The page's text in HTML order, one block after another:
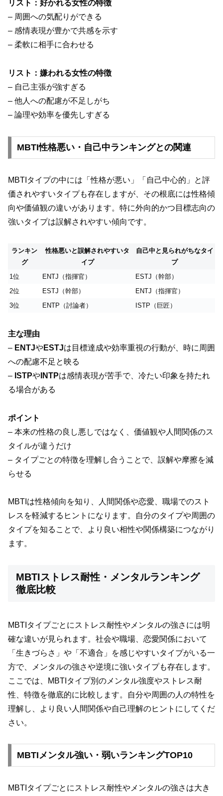
リスト：好かれる女性の特徴
– 周囲への気配りができる
– 感情表現が豊かで共感を示す
– 柔軟に相手に合わせる
リスト：嫌われる女性の特徴
– 自己主張が強すぎる
– 他人への配慮が不足しがち
– 論理や効率を優先しすぎる
MBTI性格悪い・自己中ランキングとの関連
MBTIタイプの中には「性格が悪い」「自己中心的」と評
価されやすいタイプも存在しますが、その根底には性格傾
向や価値観の違いがあります。特に外向的かつ目標志向の
強いタイプは誤解されやすい傾向です。
ランキン
グ
性格悪いと誤解されやすいタ
イプ
自己中と見られがちなタイ
プ
1位
ENTJ（指揮官）
ESTJ（幹部）
2位
ESTJ（幹部）
ENTJ（指揮官）
3位
ENTP（討論者） ISTP（巨匠）
主な理由
– ENTJやESTJは目標達成や効率重視の行動が、時に周囲
への配慮不足と映る
– ISTPや INTPは感情表現が苦手で、冷たい印象を持たれ
る場合がある
ポイント
– 本来の性格の良し悪しではなく、価値観や人間関係のス
タイルが違うだけ
– タイプごとの特徴を理解し合うことで、誤解や摩擦を減
らせる
MBTIは性格傾向を知り、人間関係や恋愛、職場でのスト
レスを軽減するヒントになります。自分のタイプや周囲の
タイプを知ることで、より良い相性や関係構築につながり
ます。
MBTIストレス耐性・メンタルランキング
徹底比較
MBTIタイプごとにストレス耐性やメンタルの強さには明
確な違いが見られます。社会や職場、恋愛関係において
「生きづらさ」や「不適合」を感じやすいタイプがいる一
方で、メンタルの強さや逆境に強いタイプも存在します。
ここでは、MBTIタイプ別のメンタル強度やストレス耐
性、特徴を徹底的に比較します。自分や周囲の人の特性を
理解し、より良い人間関係や自己理解のヒントにしてくだ
さい。
MBTIメンタル強い・弱いランキングTOP10
MBTIタイプごとにストレス耐性やメンタルの強さは大き